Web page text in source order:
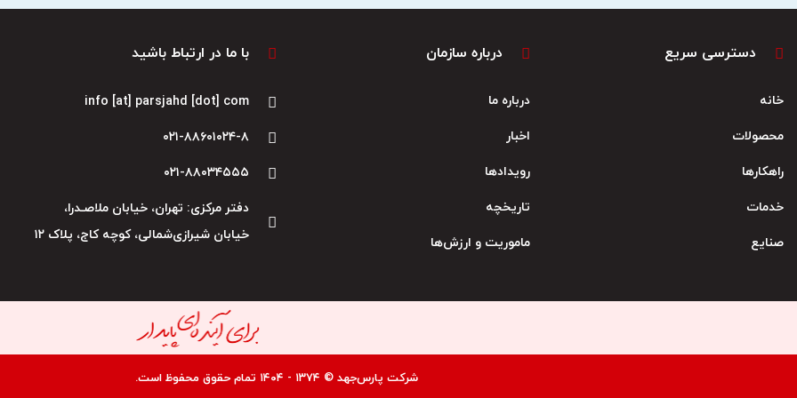
دسترسی سریع
خانه
محصولات
راهکارها
خدمات
صنایع
درباره سازمان
درباره ما
اخبار
رویدادها
تاریخچه
ماموریت و ارزش‌ها
با ما در ارتباط باشید
info [at] parsjahd [dot] com
۰۲۱-۸۸۶۰۱۰۲۴-۸
۰۲۱-۸۸۰۳۴۵۵۵
دفتر مرکزی: تهران، خیابان ملاصـدرا،
خیابان شیرازی‌شمالی، کوچه کاج، پلاک ۱۲
شرکت پارس‌جهد © ۱۳۷۴ - ۱۴۰۴ تمام حقوق محفوظ است.